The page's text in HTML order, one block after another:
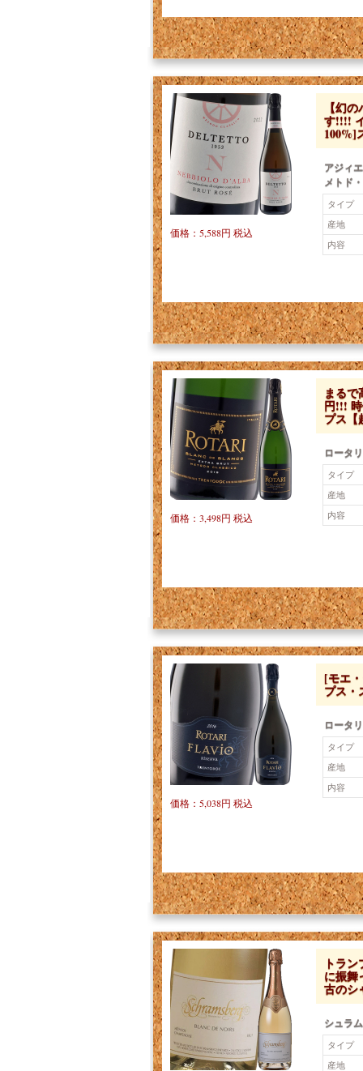
【幻
す!!!!
100%]
アジィ
メトド
タイプ
産地
内容
価格：5,588円 税込
まるで
円!!!
プス
ロータ
タイプ
産地
内容
価格：3,498円 税込
[モエ
プス・
ロータ
タイプ
産地
内容
価格：5,038円 税込
トラ
に振舞
古の
シュラ
タイプ
産地